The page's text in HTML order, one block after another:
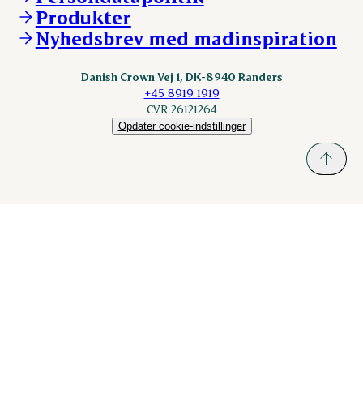
KLS.se
nordicspoor.com
Scanhide.dk
Produkter
Nyhedsbrev med madinspiration
Danish Crown Vej 1, DK-8940 Randers
+45 8919 1919
CVR 26121264
Opdater cookie-indstillinger